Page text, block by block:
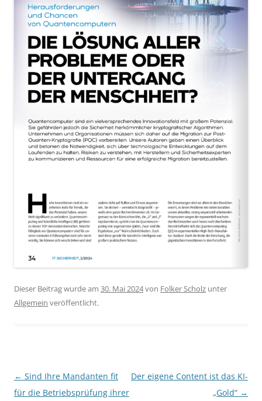
Dieser Beitrag wurde am 30. Mai 2024von Folker Scholz unter
Allgemein veröffentlicht.
Beitragsnavigation
← Sind Ihre Mandanten fit
für die Betriebsprüfung ihrer
Der eigene Content ist das KI-
„Gold“ →